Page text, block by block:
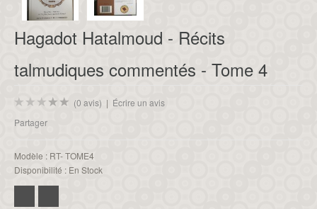
Hagadot Hatalmoud - Récits
talmudiques commentés - Tome 4
(0 avis) | Écrire un avis
Partager
Modèle : RT- TOME4
Disponibilité : En Stock